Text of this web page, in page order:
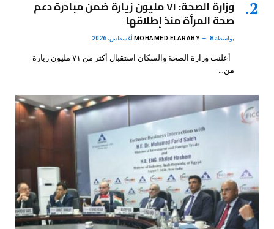
وزارة الصحة: ٧١ مليون زيارة ضمن مبادرة دعم
صحة المرأة منذ إطلاقها
بواسطة MOHAMED ELARABY 8 أغسطس، 2026
أعلنت وزارة الصحة والسكان استقبال أكثر من ٧١ مليون زيارة
من…